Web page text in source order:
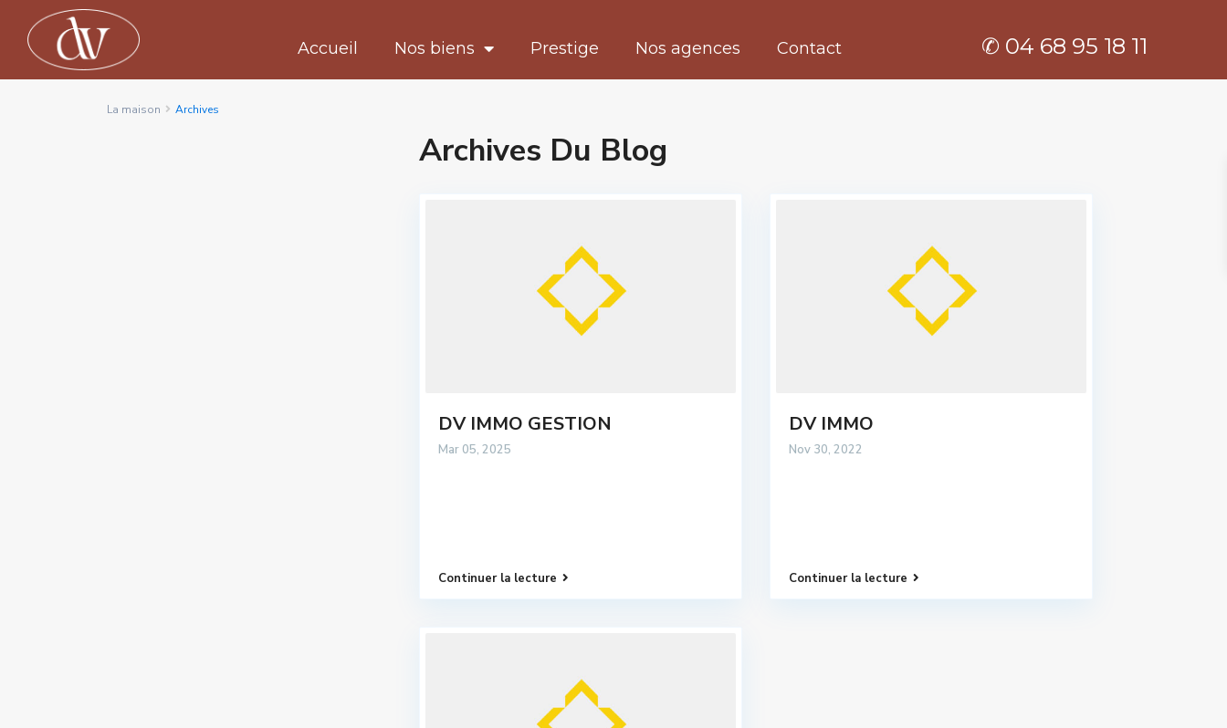
Accueil Nos biens Prestige Nos agences Contact ✆ 04 68 95 18 11
La maison Archives
Archives Du Blog
DV IMMO GESTION
Mar 05, 2025
Continuer la lecture
DV IMMO
Nov 30, 2022
Continuer la lecture